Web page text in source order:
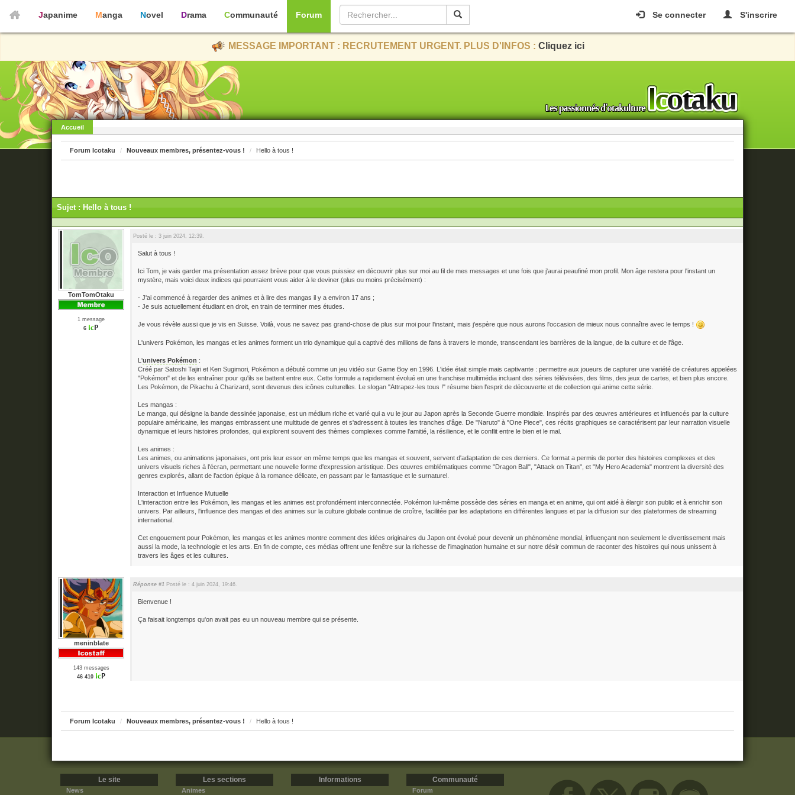
Se connecter S'inscrire
Japanime Manga Novel Drama Communauté Forum
MESSAGE IMPORTANT : RECRUTEMENT URGENT. PLUS D'INFOS : Cliquez ici
Accueil
Forum Icotaku Nouveaux membres, présentez-vous ! Hello à tous !
Sujet : Hello à tous !
TomTomOtaku
1 message
6
Posté le : 3 juin 2024, 12:39.
Salut à tous !
Ici Tom, je vais garder ma présentation assez brève pour que vous puissiez en découvrir plus sur moi au fil de mes messages et une fois que j'aurai peaufiné mon profil. Mon âge restera pour l'instant un
mystère, mais voici deux indices qui pourraient vous aider à le deviner (plus ou moins précisément) :
- J'ai commencé à regarder des animes et à lire des mangas il y a environ 17 ans ;
- Je suis actuellement étudiant en droit, en train de terminer mes études.
Je vous révèle aussi que je vis en Suisse. Voilà, vous ne savez pas grand-chose de plus sur moi pour l'instant, mais j'espère que nous aurons l'occasion de mieux nous connaître avec le temps !
L'univers Pokémon, les mangas et les animes forment un trio dynamique qui a captivé des millions de fans à travers le monde, transcendant les barrières de la langue, de la culture et de l'âge.
L'univers Pokémon :
Créé par Satoshi Tajiri et Ken Sugimori, Pokémon a débuté comme un jeu vidéo sur Game Boy en 1996. L'idée était simple mais captivante : permettre aux joueurs de capturer une variété de créatures appelées
"Pokémon" et de les entraîner pour qu'ils se battent entre eux. Cette formule a rapidement évolué en une franchise multimédia incluant des séries télévisées, des films, des jeux de cartes, et bien plus encore.
Les Pokémon, de Pikachu à Charizard, sont devenus des icônes culturelles. Le slogan "Attrapez-les tous !" résume bien l'esprit de découverte et de collection qui anime cette série.
Les mangas :
Le manga, qui désigne la bande dessinée japonaise, est un médium riche et varié qui a vu le jour au Japon après la Seconde Guerre mondiale. Inspirés par des œuvres antérieures et influencés par la culture
populaire américaine, les mangas embrassent une multitude de genres et s'adressent à toutes les tranches d'âge. De "Naruto" à "One Piece", ces récits graphiques se caractérisent par leur narration visuelle
dynamique et leurs histoires profondes, qui explorent souvent des thèmes complexes comme l'amitié, la résilience, et le conflit entre le bien et le mal.
Les animes :
Les animes, ou animations japonaises, ont pris leur essor en même temps que les mangas et souvent, servent d'adaptation de ces derniers. Ce format a permis de porter des histoires complexes et des
univers visuels riches à l'écran, permettant une nouvelle forme d'expression artistique. Des œuvres emblématiques comme "Dragon Ball", "Attack on Titan", et "My Hero Academia" montrent la diversité des
genres explorés, allant de l'action épique à la romance délicate, en passant par le fantastique et le surnaturel.
Interaction et Influence Mutuelle
L'interaction entre les Pokémon, les mangas et les animes est profondément interconnectée. Pokémon lui-même possède des séries en manga et en anime, qui ont aidé à élargir son public et à enrichir son
univers. Par ailleurs, l'influence des mangas et des animes sur la culture globale continue de croître, facilitée par les adaptations en différentes langues et par la diffusion sur des plateformes de streaming
international.
Cet engouement pour Pokémon, les mangas et les animes montre comment des idées originaires du Japon ont évolué pour devenir un phénomène mondial, influençant non seulement le divertissement mais
aussi la mode, la technologie et les arts. En fin de compte, ces médias offrent une fenêtre sur la richesse de l'imagination humaine et sur notre désir commun de raconter des histoires qui nous unissent à
travers les âges et les cultures.
meninblate
143 messages
46 410
Réponse #1 Posté le : 4 juin 2024, 19:46.
Bienvenue !
Ça faisait longtemps qu'on avait pas eu un nouveau membre qui se présente.
Forum Icotaku Nouveaux membres, présentez-vous ! Hello à tous !
Le site
News
Les sections
Animes
Informations Communauté
Forum